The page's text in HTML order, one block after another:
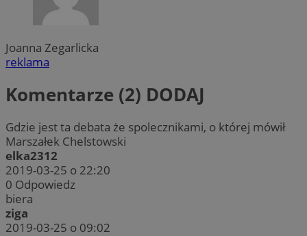
Joanna Zegarlicka
reklama
Komentarze (2) DODAJ
Gdzie jest ta debata że spolecznikami, o której mówił
Marszałek Chelstowski
elka2312
2019-03-25 o 22:20
0 Odpowiedz
biera
ziga
2019-03-25 o 09:02